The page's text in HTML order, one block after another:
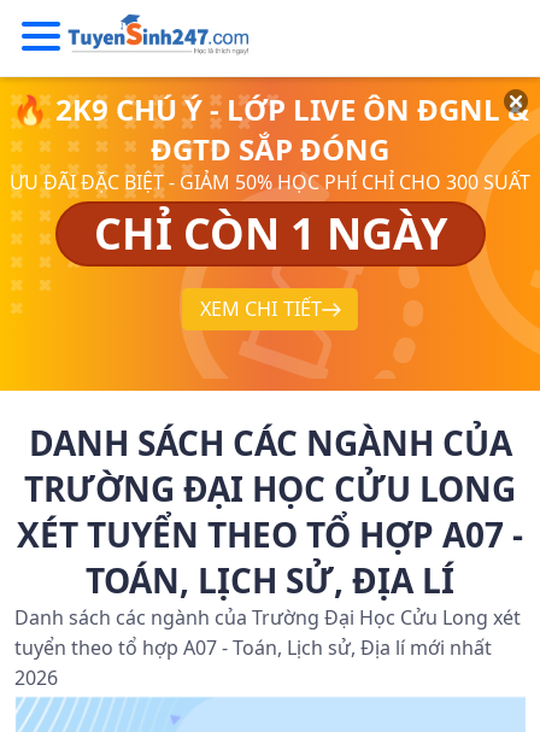
🔥 2K9 CHÚ Ý - LỚP LIVE ÔN ĐGNL &
ĐGTD SẮP ĐÓNG
ƯU ĐÃI ĐẶC BIỆT - GIẢM 50% HỌC PHÍ CHỈ CHO 300 SUẤT
CHỈ CÒN 1 NGÀY
XEM CHI TIẾT
DANH SÁCH CÁC NGÀNH CỦA
TRƯỜNG ĐẠI HỌC CỬU LONG
XÉT TUYỂN THEO TỔ HỢP A07 -
TOÁN, LỊCH SỬ, ĐỊA LÍ
Danh sách các ngành của Trường Đại Học Cửu Long xét
tuyển theo tổ hợp A07 - Toán, Lịch sử, Địa lí mới nhất
2026